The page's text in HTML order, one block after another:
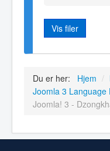
Vis filer
Du er her: Hjem /
Joomla 3 Language
Joomla! 3 -